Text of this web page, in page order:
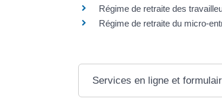
Régime de retraite des
Régime de retraite du micro-
Services en ligne et